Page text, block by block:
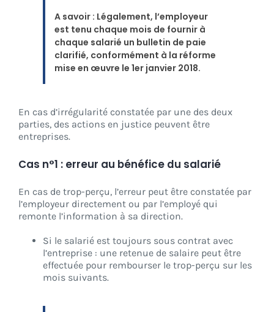
A savoir : Légalement, l’employeur
est tenu chaque mois de fournir à
chaque salarié un bulletin de paie
clarifié, conformément à la réforme
mise en œuvre le 1er janvier 2018.
En cas d’irrégularité constatée par une des deux
parties, des actions en justice peuvent être
entreprises.
Cas n°1 : erreur au bénéfice du salarié
En cas de trop-perçu, l’erreur peut être constatée par
l’employeur directement ou par l’employé qui
remonte l’information à sa direction.
Si le salarié est toujours sous contrat avec
l’entreprise : une retenue de salaire peut être
effectuée pour rembourser le trop-perçu sur les
mois suivants.